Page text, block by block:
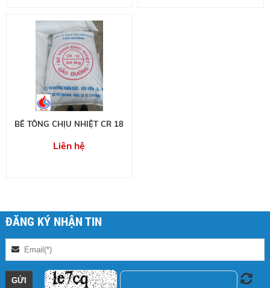
BÊ TÔNG CHỊU NHIỆT CR 18
Liên hệ
ĐĂNG KÝ NHẬN TIN